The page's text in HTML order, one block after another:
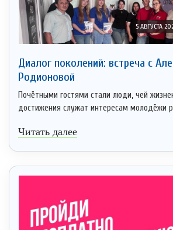
5 АВГУСТА
Диалог поколений: встреча с
Родионовой
Почётными гостями стали люди, чей
достижения служат интересам молодёжи
Читать далее